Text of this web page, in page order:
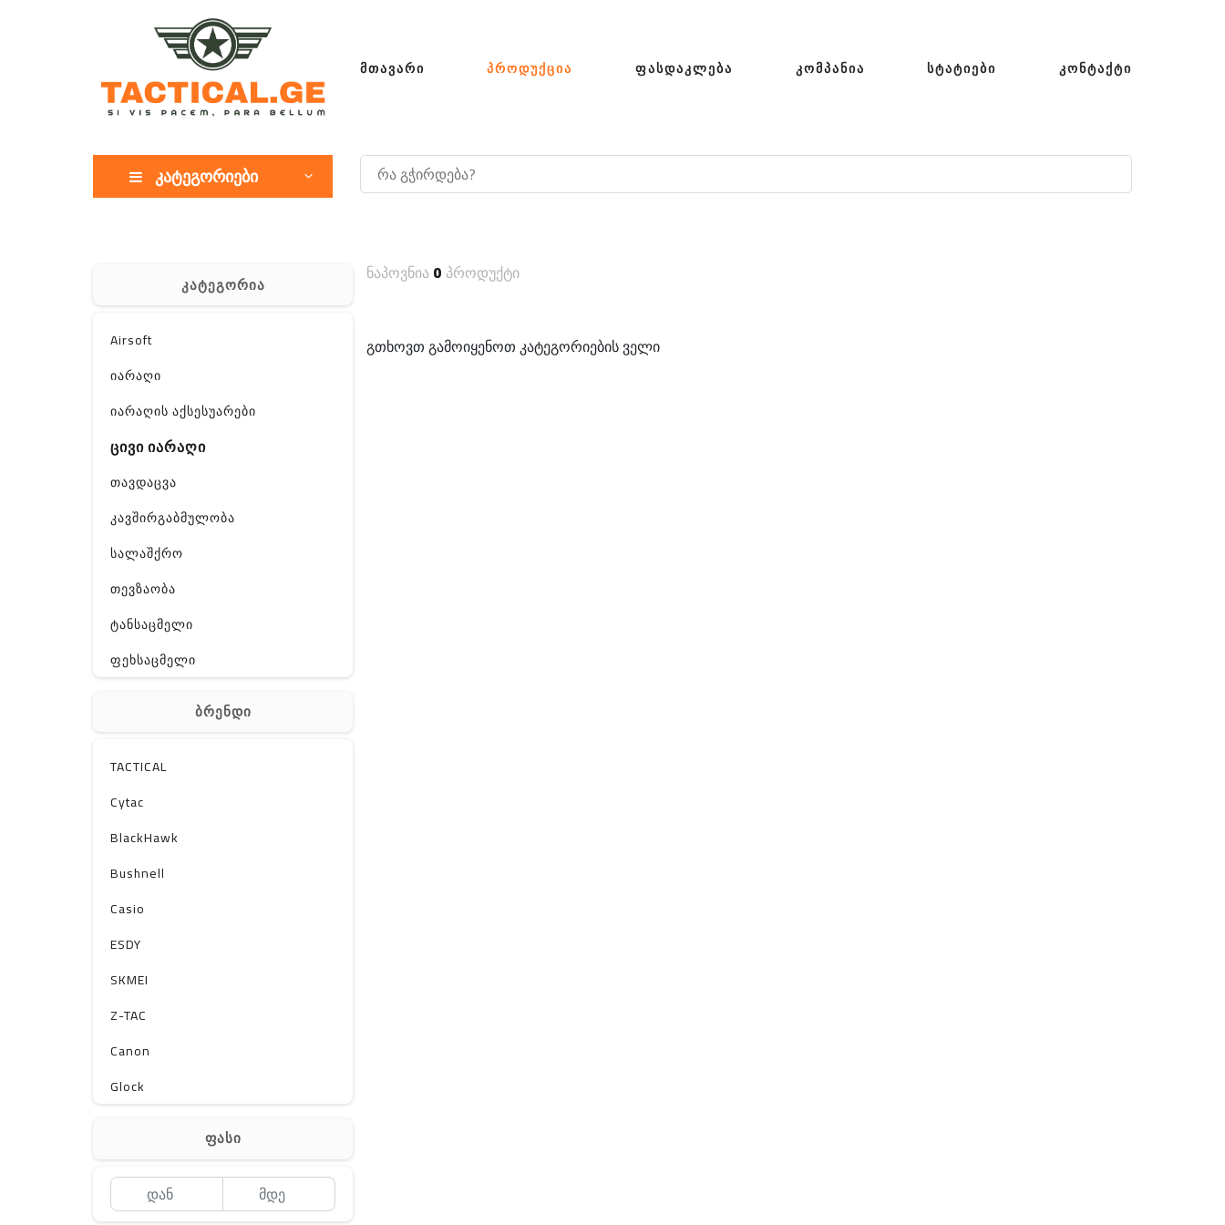
ᲛᲗᲐᲕᲐᲠᲘ ᲞᲠᲝᲓᲣᲥᲪᲘᲐ ᲤᲐᲡᲓᲐᲙᲚᲔᲑᲐ ᲙᲝᲛᲞᲐᲜᲘᲐ ᲡᲢᲐᲢᲘᲔᲑᲘ ᲙᲝᲜᲢᲐᲥᲢᲘ
კატეგორიები
კატეგორია
Airsoft
იარაღი
იარაღის აქსესუარები
ცივი იარაღი
თავდაცვა
კავშირგაბმულობა
სალაშქრო
თევზაობა
ტანსაცმელი
ფეხსაცმელი
სხვა
Off-Road
ბრენდი
TACTICAL
Cytac
BlackHawk
Bushnell
Casio
ESDY
SKMEI
Z-TAC
Canon
Glock
Lancer Tactical
ფასი
ნაპოვნია0 პროდუქტი
გთხოვთ გამოიყენოთ კატეგორიების ველი